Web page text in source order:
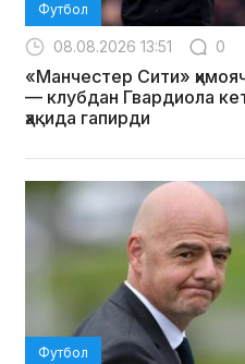
Футбол
08.08.2026 13:51 0
«Манчестер Сити»
— клубдан Гвардиола
ҳақида гапирди
Футбол